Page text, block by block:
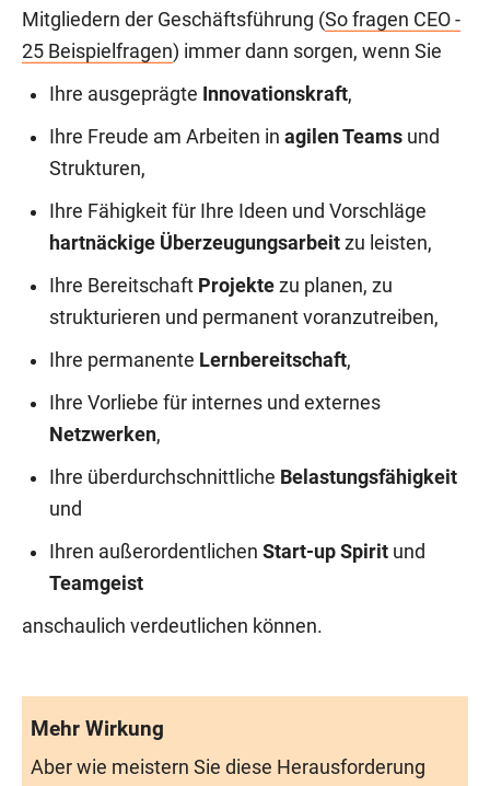
Mitgliedern der Geschäftsführung (So fragen CEO -
25 Beispielfragen) immer dann sorgen, wenn Sie
Ihre ausgeprägte Innovationskraft,
Ihre Freude am Arbeiten in agilen Teams und
Strukturen,
Ihre Fähigkeit für Ihre Ideen und Vorschläge
hartnäckige Überzeugungsarbeit zu leisten,
Ihre Bereitschaft Projekte zu planen, zu
strukturieren und permanent voranzutreiben,
Ihre permanente Lernbereitschaft,
Ihre Vorliebe für internes und externes
Netzwerken,
Ihre überdurchschnittliche Belastungsfähigkeit
und
Ihren außerordentlichen Start-up Spirit und
Teamgeist
anschaulich verdeutlichen können.
Mehr Wirkung
Aber wie meistern Sie diese Herausforderung